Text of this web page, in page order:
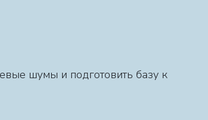
шумы и подготовить базу к